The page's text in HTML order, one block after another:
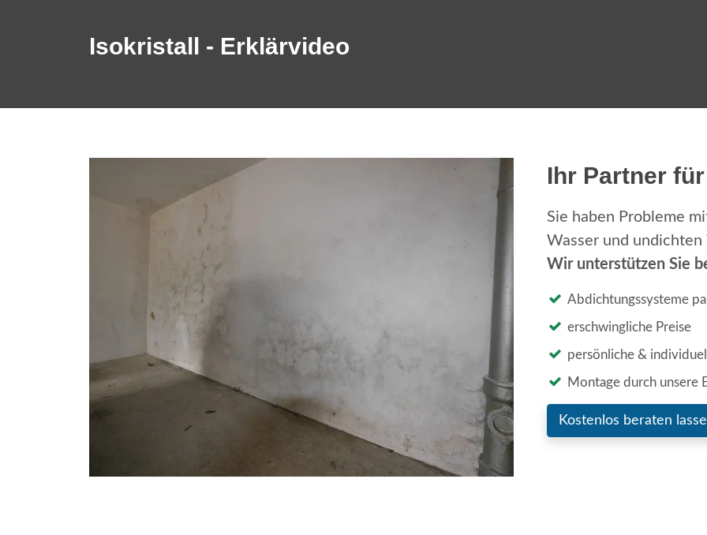
Isokristall - Erklärvideo
Ihr Partner
Sie haben Probleme
Wasser und undichten
Wir unterstützen Sie
Abdichtungssysteme
erschwingliche Preise
persönliche &
Montage durch unsere
Kostenlos beraten